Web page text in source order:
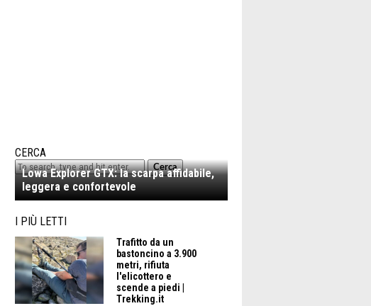
CERCA
Cerca
Lowa Explorer GTX: la scarpa affidabile,
leggera e confortevole
I PIÙ LETTI
Trafitto da un
bastoncino a 3.900
metri, rifiuta
l'elicottero e
scende a piedi |
Trekking.it